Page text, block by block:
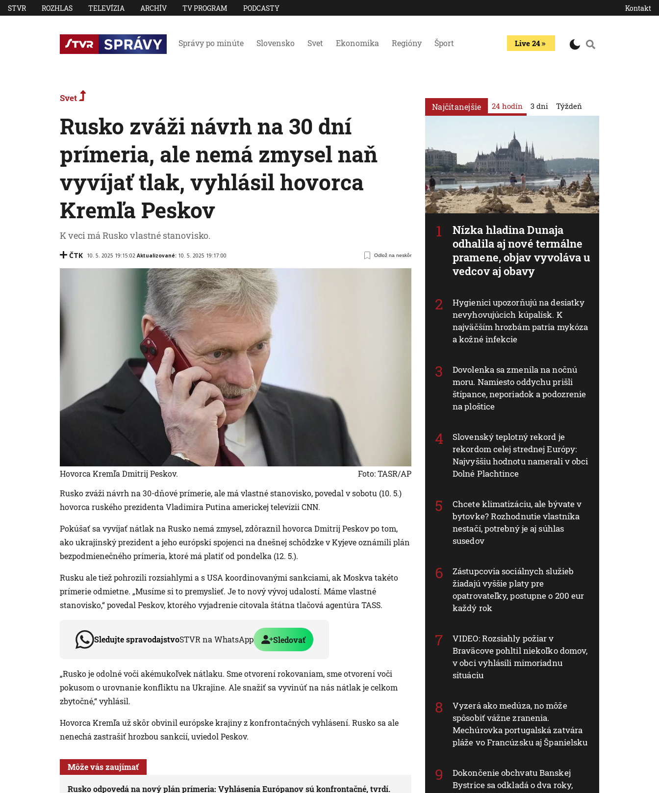
STVR ROZHLAS TELEVÍZIA ARCHÍV TV PROGRAM PODCASTY Kontakt
Správy po minúte Slovensko Svet Ekonomika Regióny Šport Live 24
Svet
Rusko zváži návrh na 30 dní
prímeria, ale nemá zmysel naň
vyvíjať tlak, vyhlásil hovorca
Kremľa Peskov
K veci má Rusko vlastné stanovisko.
ČTK 10. 5. 2025 19:15:02 Aktualizované: 10. 5. 2025 19:17:00 Odlož na neskôr
Hovorca Kremľa Dmitrij Peskov.
Foto: TASR/AP
Rusko zváži návrh na 30-dňové prímerie, ale má vlastné stanovisko, povedal v sobotu (10. 5.)
hovorca ruského prezidenta Vladimira Putina americkej televízii CNN.
Pokúšať sa vyvíjať nátlak na Rusko nemá zmysel, zdôraznil hovorca Dmitrij Peskov po tom,
ako ukrajinský prezident a jeho európski spojenci na dnešnej schôdzke v Kyjeve oznámili plán
bezpodmienečného prímeria, ktoré má platiť od pondelka (12. 5.).
Rusku ale tiež pohrozili rozsiahlymi a s USA koordinovanými sankciami, ak Moskva takéto
prímerie odmietne. „Musíme si to premyslieť. Je to nový vývoj udalostí. Máme vlastné
stanovisko,“ povedal Peskov, ktorého vyjadrenie citovala štátna tlačová agentúra TASS.
Sledujte spravodajstvoSTVR na WhatsApp Sledovať
„Rusko je odolné voči akémukoľvek nátlaku. Sme otvorení rokovaniam, sme otvorení voči
pokusom o urovnanie konfliktu na Ukrajine. Ale snažiť sa vyvinúť na nás nátlak je celkom
zbytočné,“ vyhlásil.
Hovorca Kremľa už skôr obvinil európske krajiny z konfrontačných vyhlásení. Rusko sa ale
nenechá zastrašiť hrozbou sankcií, uviedol Peskov.
Môže vás zaujímať
Rusko odpovedá na nový plán prímeria: Vyhlásenia Európanov sú konfrontačné, tvrdí.
Najčítanejšie 24 hodín
Nízka hladina Dunaja
odhalila aj nové termálne
pramene, objav vyvoláva u
vedcov aj obavy
Hygienici upozorňujú na desiatky
nevyhovujúcich kúpalísk. K
najväčším hrozbám patria mykóza
a kožné infekcie
Dovolenka sa zmenila na nočnú
moru. Namiesto oddychu prišli
štípance, neporiadok a podozrenie
na ploštice
Slovenský teplotný rekord je
rekordom celej strednej Európy:
Najvyššiu hodnotu namerali v obci
Dolné Plachtince
Chcete klimatizáciu, ale bývate v
bytovke? Rozhodnutie vlastníka
nestačí, potrebný je aj súhlas
susedov
Zástupcovia sociálnych služieb
žiadajú vyššie platy pre
opatrovateľky, postupne o 200 eur
každý rok
VIDEO: Rozsiahly požiar v
Braväcove pohltil niekoľko domov,
v obci vyhlásili mimoriadnu
situáciu
Vyzerá ako medúza, no môže
spôsobiť vážne zranenia.
Mechúrovka portugalská zatvára
pláže vo Francúzsku aj Španielsku
Dokončenie obchvatu Banskej
Bystrice sa odkladá o dva roky,
3 dni Týždeň